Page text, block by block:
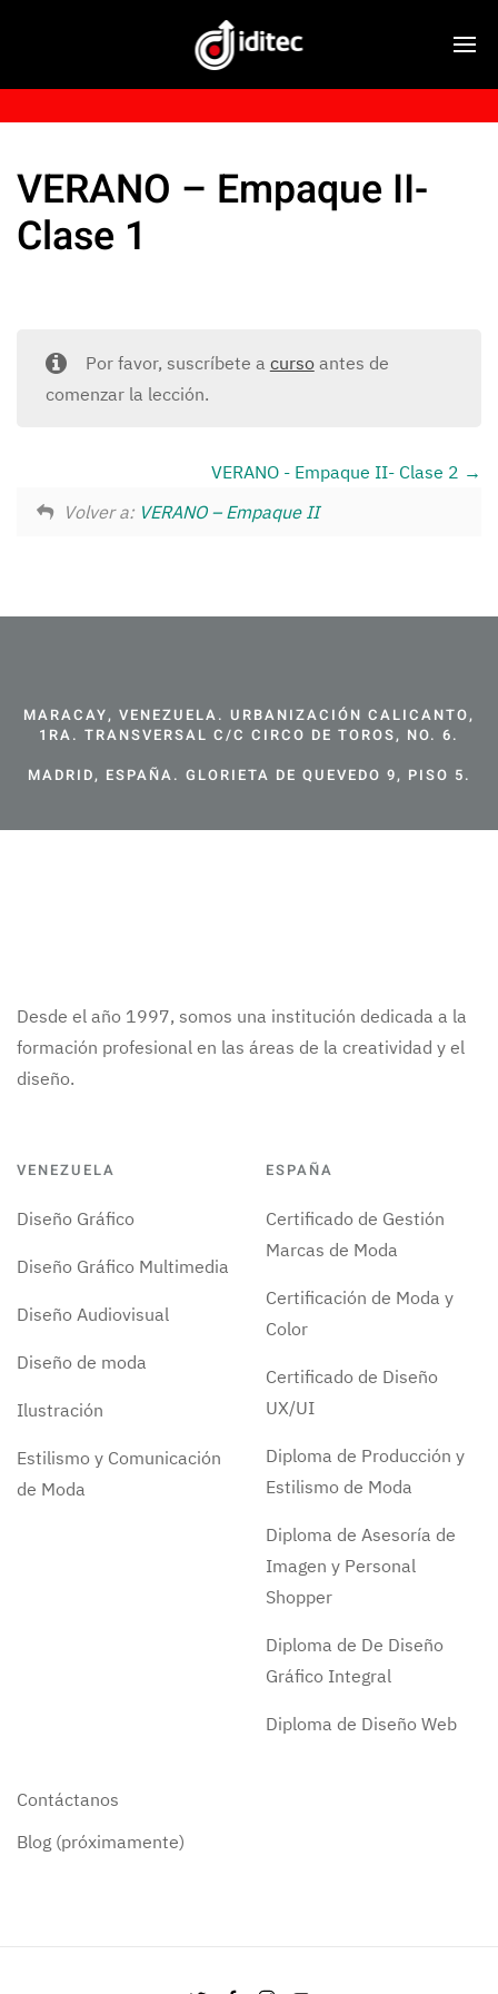
VERANO – Empaque II-
Clase 1
Por favor, suscríbete a cursoantes de
comenzar la lección.
VERANO - Empaque II- Clase 2
Volver a: VERANO – Empaque II
MARACAY, VENEZUELA. URBANIZACIÓN CALICANTO,
1RA. TRANSVERSAL C/C CIRCO DE TOROS, NO. 6.
MADRID, ESPAÑA. GLORIETA DE QUEVEDO 9, PISO 5.
Desde el año 1997, somos una institución dedicada a la
formación profesional en las áreas de la creatividad y el
diseño.
VENEZUELA
Diseño Gráfico
Diseño Gráfico Multimedia
Diseño Audiovisual
Diseño de moda
Ilustración
Estilismo y Comunicación
de Moda
ESPAÑA
Certificado de Gestión
Marcas de Moda
Certificación de Moda y
Color
Certificado de Diseño
UX/UI
Diploma de Producción y
Estilismo de Moda
Diploma de Asesoría de
Imagen y Personal
Shopper
Diploma de De Diseño
Gráfico Integral
Diploma de Diseño Web
Contáctanos
Blog (próximamente)